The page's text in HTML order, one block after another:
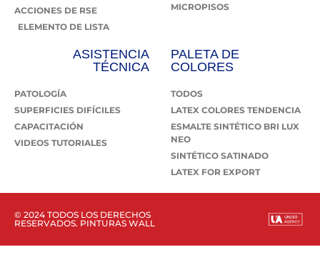
ACCIONES DE RSE
ELEMENTO DE LISTA
MICROPISOS
ASISTENCIA
TÉCNICA
PATOLOGÍA
SUPERFICIES DIFÍCILES
CAPACITACIÓN
VIDEOS TUTORIALES
PALETA DE
COLORES
TODOS
LATEX COLORES TENDENCIA
ESMALTE SINTÉTICO BRI LUX
NEO
SINTÉTICO SATINADO
LATEX FOR EXPORT
© 2024 TODOS LOS DERECHOS
RESERVADOS. PINTURAS WALL